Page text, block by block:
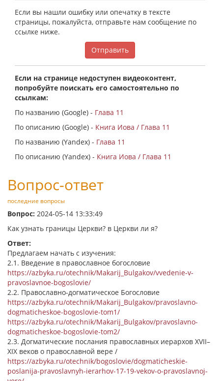
Если вы нашли ошибку или опечатку в тексте
страницы, пожалуйста, отправьте нам сообщение по
ссылке ниже.
Отправить
Если на странице недоступен видеоконтент,
попробуйте поискать его самостоятельно по
ссылкам:
По названию (Google) - Глава 11
По описанию (Google) - Книга Иова / Глава 11
По названию (Yandex) - Глава 11
По описанию (Yandex) - Книга Иова / Глава 11
Вопрос-ответ
последние вопросы
Вопрос: 2024-05-14 13:33:49
Как узнать границы Церкви? в Церкви ли я?
Ответ:
Предлагаем начать с изучения:
2.1. Введение в православное богословие
https://azbyka.ru/otechnik/Makarij_Bulgakov/vvedenie-v-
pravoslavnoe-bogoslovie/
2.2. Православно-догматическое Богословие
https://azbyka.ru/otechnik/Makarij_Bulgakov/pravoslavno-
dogmaticheskoe-bogoslovie-tom1/
https://azbyka.ru/otechnik/Makarij_Bulgakov/pravoslavno-
dogmaticheskoe-bogoslovie-tom2/
2.3. Догматические послания православных иерархов XVII–
XIX веков о православной вере /
https://azbyka.ru/otechnik/bogoslovie/dogmaticheskie-
poslanija-pravoslavnyh-ierarhov-17-19-vekov-o-pravoslavnoj-